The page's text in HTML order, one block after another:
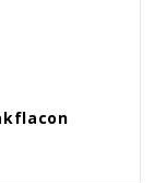
Zakflacon